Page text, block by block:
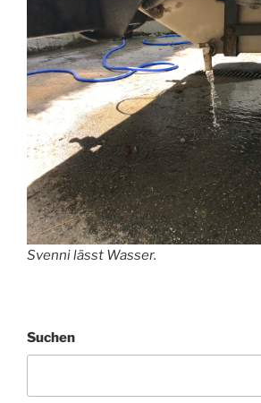
Svenni lässt Wasser.
Suchen